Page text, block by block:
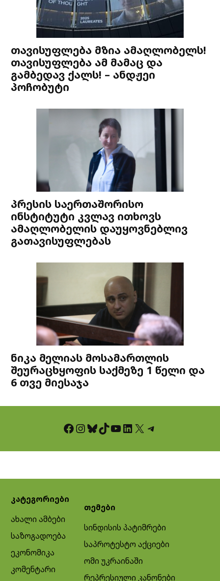
თავისუფლება მზია ამაღლობელს!
თავისუფლება ამ მამაც და
გამბედავ ქალს! – ანდჟეი
პოჩობუტი
პრესის საერთაშორისო
ინსტიტუტი კვლავ ითხოვს
ამაღლობელის დაუყოვნებლივ
გათავისუფლებას
ნიკა მელიას მოსამართლის
შეურაცხყოფის საქმეზე 1 წელი და
6 თვე მიესაჯა
Facebook InstagramBluesky TikTok YouTube LinkedIn X Telegram
კატეგორიები
ახალი ამბები
საზოგადოება
ეკონომიკა
კომენტარი
თემები
სინდისის პატიმრები
საპროტესტო აქციები
ომი უკრაინაში
რეპრესიული კანონები